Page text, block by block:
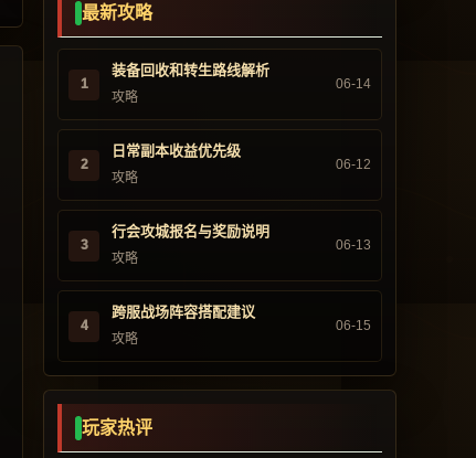
最新攻略
1
装备回收和转生路线解析
攻略
06-14
2
日常副本收益优先级
攻略
06-12
3
行会攻城报名与奖励说明
攻略
06-13
4
跨服战场阵容搭配建议
攻略
06-15
玩家热评